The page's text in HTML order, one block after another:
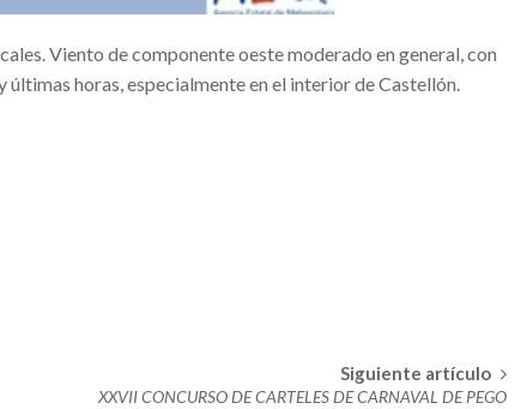
QUE SE DESARROLLARÁN EN BENICALAP
Hop
Viento de componente oeste moderado en general, con
horas, especialmente en el interior de Castellón.
Siguiente artículo
XXVII CONCURSO DE CARTELES DE CARNAVAL DE PEGO